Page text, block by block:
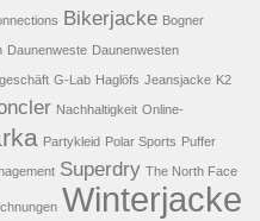
Bikerjacke Bogner
Daunenweste Daunenwesten
G-Lab Haglöfs Jeansjacke K2
Nachhaltigkeit Online-
Partykleid Polar Sports Puffer
Superdry The North Face
Winterjacke